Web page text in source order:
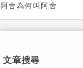
阿舍為何叫阿舍
文章搜尋